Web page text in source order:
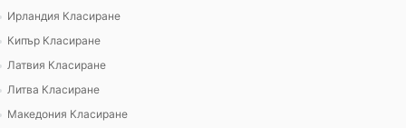
Ирландия Класиране
Кипър Класиране
Латвия Класиране
Литва Класиране
Македония Класиране